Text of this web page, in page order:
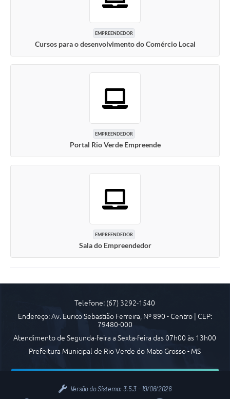
EMPREENDEDOR
Cursos para o desenvolvimento do Comércio Local
EMPREENDEDOR
Portal Rio Verde Empreende
EMPREENDEDOR
Sala do Empreendedor
Telefone: (67) 3292-1540
Endereço: Av. Eurico Sebastião Ferreira, Nº 890 - Centro | CEP:
79480-000
Atendimento de Segunda-feira a Sexta-feira das 07h00 às 13h00
Prefeitura Municipal de Rio Verde do Mato Grosso - MS
Versão do Sistema: 3.5.3 - 19/06/2026